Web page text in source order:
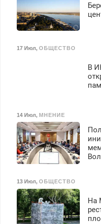
17 Июл, ОБЩЕСТВО
В
14 Июл, МНЕНИЕ
13 Июл, ОБЩЕСТВО
На